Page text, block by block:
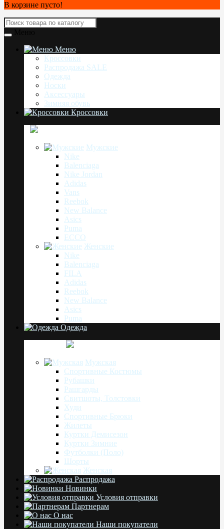
В корзине пусто!
Меню
Кроссовки
Распродажа SALE
Одежда
Носки
Аксессуары
Зимняя обувь
Кроссовки
Мужские
Nike
Balenciaga
Nike Jordan
Adidas
Vans
Reebok
New Balance
Asics
Puma
ECCO
Женские
Nike
Balenciaga
FILA
Adidas
Reebok
New Balance
Asics
Puma
Одежда
Мужская
Спортивные Костюмы
Рубашки
Рашгарды
Свитшоты, Толстовки
Худи
Спортивные Брюки
Жилеты
Куртки Демисезон
Куртки Зимние
Футболки (Поло)
Шорты
Женская
Распродажа
Новинки
Условия отправки
Партнерам
О нас
Наши покупатели